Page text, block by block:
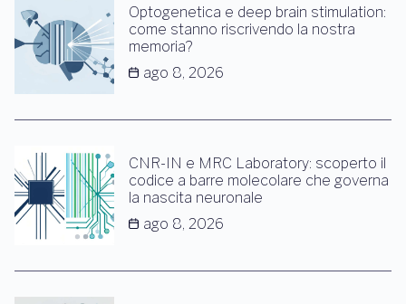
Optogenetica e deep brain stimulation:
come stanno riscrivendo la nostra
memoria?
ago 8, 2026
CNR-IN e MRC Laboratory: scoperto il
codice a barre molecolare che governa
la nascita neuronale
ago 8, 2026